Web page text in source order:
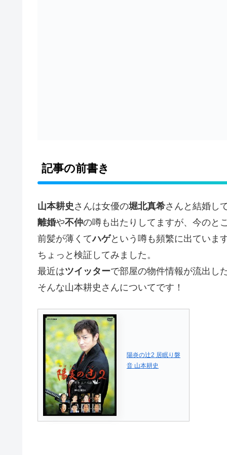
記事の前書き
山本耕史 さんは女優の堀北真希さんと結婚し
離婚や不仲の噂も出たりしてますが、今のと
前髪が薄くてハゲという噂も頻繁に出ていま
ちょっと検証してみました。
最近はツイッターで部屋の物件情報が流出し
そんな山本耕史さんについてです！
陽炎の辻2 居眠り磐
音 山本耕史